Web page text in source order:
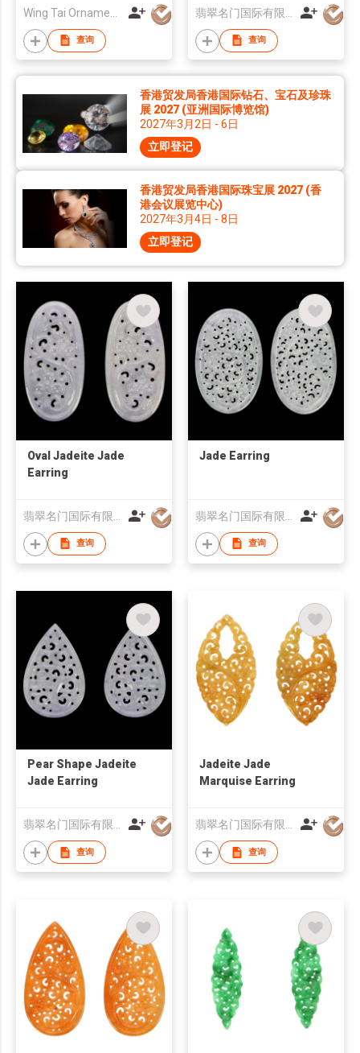
查询 查询
香港贸发局香港国际钻石、宝石及珍珠
展 2027 (亚洲国际博览馆)
2027年3月2日 - 6日
立即登记
香港贸发局香港国际珠宝展 2027 (香
港会议展览中心)
2027年3月4日 - 8日
立即登记
Oval Jadeite Jade
Earring
查询
Jade Earring
查询
Pear Shape Jadeite
Jade Earring
查询
Jadeite Jade
Marquise Earring
查询